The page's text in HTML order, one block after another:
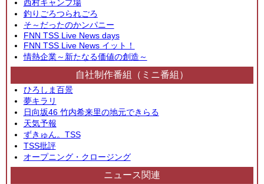
西村キャンプ場
釣りごろつられごろ
そ～だったのかンパニー
FNN TSS Live News days
FNN TSS Live News イット！
情熱企業～新たなる価値の創造～
自社制作番組（ミニ番組）
ひろしま百景
夢キラリ
日向坂46 竹内希来里の地元できらる
天気予報
ずきゅん。TSS
TSS批評
オープニング・クロージング
ニュース関連